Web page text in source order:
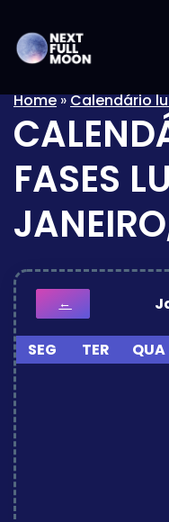
Home»Calendário
FASES
←
SEG TER QUA